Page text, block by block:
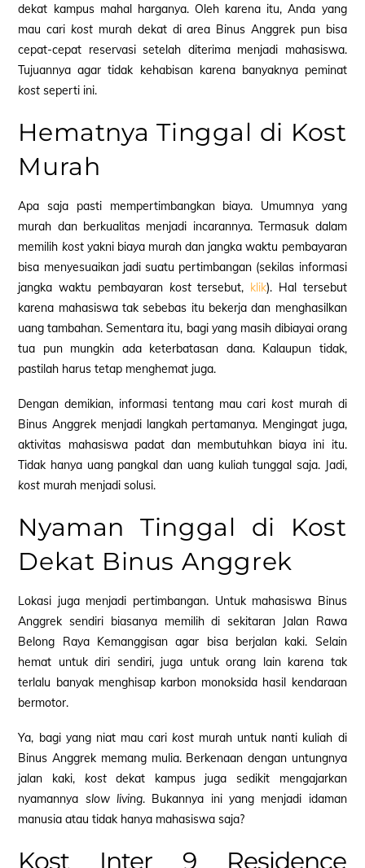
dekat kampus mahal harganya. Oleh karena itu, Anda yang
mau carikost murah dekat di area Binus Anggrek pun bisa
cepat-cepat reservasi setelah diterima menjadi mahasiswa.
Tujuannya agar tidak kehabisan karena banyaknya peminat
kostseperti ini.
Hematnya Tinggal di Kost
Murah
Apa saja pasti mempertimbangkan biaya. Umumnya yang
murah dan berkualitas menjadi incarannya. Termasuk dalam
memilih kostyakni biaya murah dan jangka waktu pembayaran
bisa menyesuaikanjadi suatu pertimbangan (sekilas informasi
jangka waktu pembayaran kosttersebut, klik). Hal tersebut
karena mahasiswa tak sebebas itu bekerja dan menghasilkan
uang tambahan. Sementara itu, bagi yang masih dibiayai orang
tua pun mungkin ada keterbatasan dana. Kalaupun tidak,
pastilah harus tetap menghemat juga.
Dengan demikian, informasi tentang mau carikost murah di
Binus Anggrek menjadi langkah pertamanya. Mengingat juga,
aktivitas mahasiswa padat dan membutuhkan biaya ini itu.
Tidak hanya uang pangkal dan uang kuliah tunggal saja. Jadi,
kost murah menjadi solusi.
Nyaman Tinggal di Kost
Dekat Binus Anggrek
Lokasi juga menjadi pertimbangan. Untuk mahasiswa Binus
Anggrek sendiri biasanya memilih di sekitaran Jalan Rawa
Belong Raya Kemanggisan agar bisa berjalan kaki. Selain
hemat untuk diri sendiri, juga untuk orang lain karena tak
terlalu banyak menghisap karbon monoksida hasil kendaraan
bermotor.
Ya, bagi yang niat mau carikost murah untuk nanti kuliah di
Binus Anggrek memang mulia. Berkenaan dengan untungnya
jalan kaki, kostdekat kampus juga sedikit mengajarkan
nyamannya slow living. Bukannya ini yang menjadi idaman
manusia atau tidak hanya mahasiswa saja?
Kost Inter 9 Residence